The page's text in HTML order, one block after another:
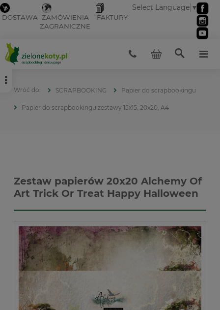
DOSTAWA ZAMÓWIENIA
ZAGRANICZNE
FAKTURY
Select Language ▼
SCRAPBOOKING Papier do scrapbookingu
Papier do scrapbookingu zestawy 15x15, 20x20, A4
Zestaw papierów 20x20 Alchemy Of
Art Trick Or Treat Happy Halloween